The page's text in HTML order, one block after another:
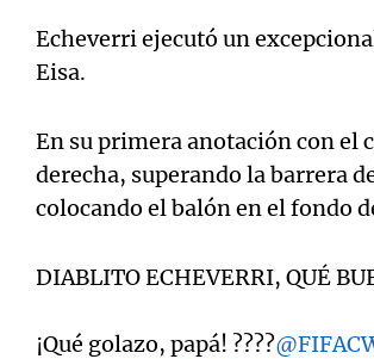
Echeverri ejecutó un
Eisa.
En su primera anotación con
derecha, superando la barrera
colocando el balón en el fondo
DIABLITO ECHEVERRI, QUÉ
¡Qué golazo, papá! ????